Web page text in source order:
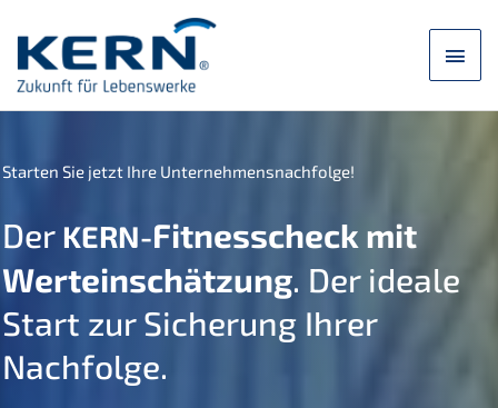
Inhalt
springen
Starten Sie jetzt Ihre Unternehmensnachfolge!
Der KERN-Fitnesscheck mit
Wertein­schät­zung. Der ideale
Start zur Siche­rung Ihrer
Nachfolge.